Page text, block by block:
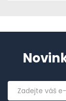
Emailová
adresa